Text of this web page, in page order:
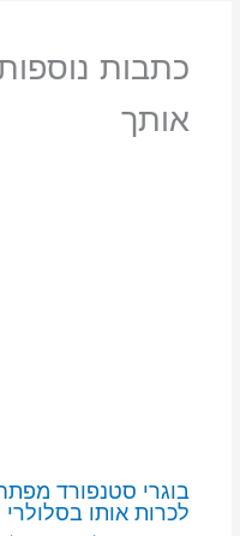
כתבות
אותך
בוגרי סטנפורד
לכרות אותו בסלולרי